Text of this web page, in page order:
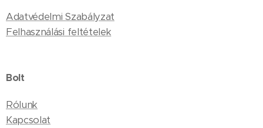
Adatvédelmi Szabályzat
Felhasználási feltételek
Bolt
Rólunk
Kapcsolat